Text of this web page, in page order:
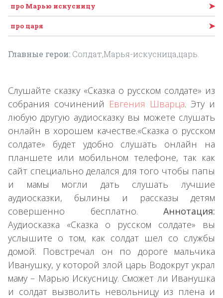
про Марью искусницу ➤
про царя ➤
Главные герои: Солдат,Марья-искусница,царь.
Слушайте сказку «Сказка о русском солдате» из
собрания сочинений Евгения Шварца. Эту и
любую другую аудиосказку вы можете слушать
онлайн в хорошем качестве.«Сказка о русском
солдате» будет удобно слушать онлайн на
планшете или мобильном телефоне, так как
сайт специально делался для того чтобы папы
и мамы могли дать слушать лучшие
аудиосказки, былины и рассказы детям
совершенно бесплатно. Аннотация:
Аудиосказка «Сказка о русском солдате» вы
услышите о том, как солдат шел со службы
домой. Повстречал он по дороге мальчика
Иванушку, у которой злой царь Водокрут украл
маму – Марью Искусницу. Сможет ли Иванушка
и солдат вызволить невольницу из плена и